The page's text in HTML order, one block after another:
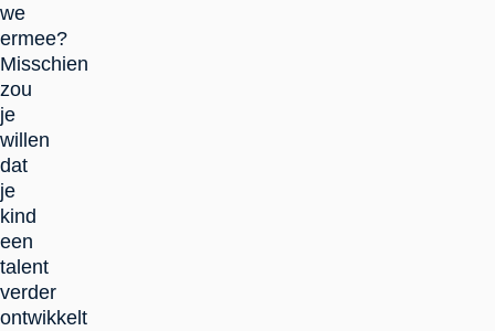
we
ermee?
Misschien
zou
je
willen
dat
je
kind
een
talent
verder
ontwikkelt